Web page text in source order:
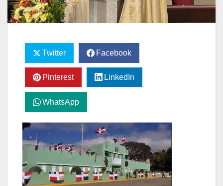
Twitter Facebook
Pinterest LinkedIn
WhatsApp